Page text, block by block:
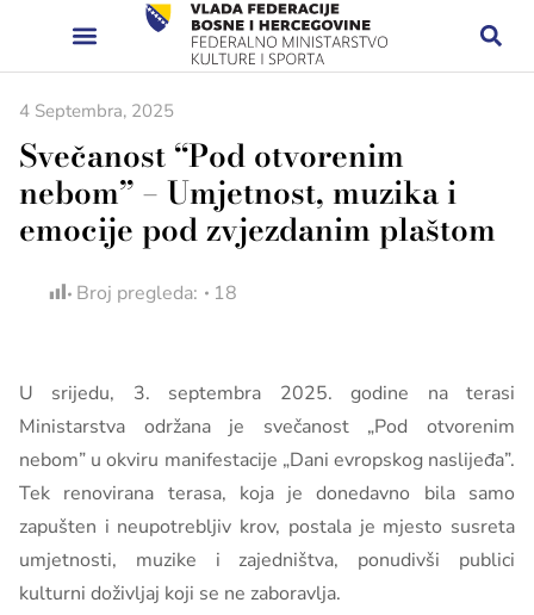
4 Septembra, 2025
Svečanost “Pod otvorenim
nebom” – Umjetnost, muzika i
emocije pod zvjezdanim plaštom
Broj pregleda: 18
U srijedu, 3. septembra 2025. godine na terasi
Ministarstva održana je svečanost „Pod otvorenim
nebom” u okviru manifestacije „Dani evropskog naslijeđa”.
Tek renovirana terasa, koja je donedavno bila samo
zapušten i neupotrebljiv krov, postala je mjesto susreta
umjetnosti, muzike i zajedništva, ponudivši publici
kulturni doživljaj koji se ne zaboravlja.